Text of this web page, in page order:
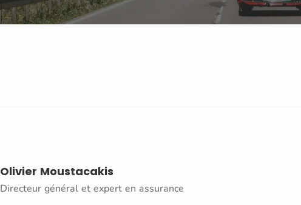
Olivier Moustacakis
Directeur général et expert en assurance